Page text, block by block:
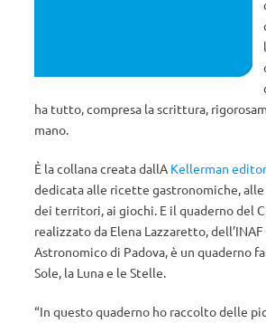
ha tutto, compresa la scrittura,
mano.
È la collana creata dallA Kellerman
dedicata alle ricette gastronomiche,
dei territori, ai giochi. E il quaderno del
realizzato da Elena Lazzaretto,
Astronomico di Padova, è un quaderno
Sole, la Luna e le Stelle.
“In questo quaderno ho raccolto delle